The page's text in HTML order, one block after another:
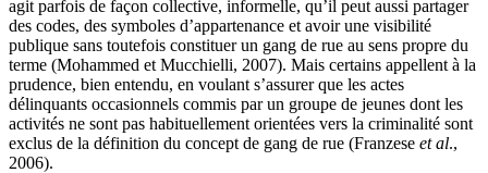
agit parfois de façon collective, informelle, qu’il peut aussi partager
des codes, des symboles d’appartenance et avoir une visibilité
publique sans toutefois constituer un gang de rue au sens propre du
terme (Mohammed et Mucchielli, 2007). Mais certains appellent à la
prudence, bien entendu, en voulant s’assurer que les actes
délinquants occasionnels commis par un groupe de jeunes dont les
activités ne sont pas habituellement orientées vers la criminalité sont
exclus de la définition du concept de gang de rue (Franzese et al.,
2006).